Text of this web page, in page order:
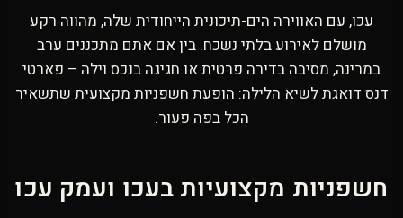
עכו, עם האווירה הים-תיכונית הייחודית שלה, מהווה רקע
מושלם לאירוע בלתי נשכח. בין אם אתם מתכננים ערב
במרינה, מסיבה בדירה פרטית או חגיגה בנכס וילה – פארטי
דנס דואגת לשיא הלילה: הופעת חשפניות מקצועית שתשאיר
הכל בפה פעור.
חשפניות מקצועיות בעכו ועמק עכו